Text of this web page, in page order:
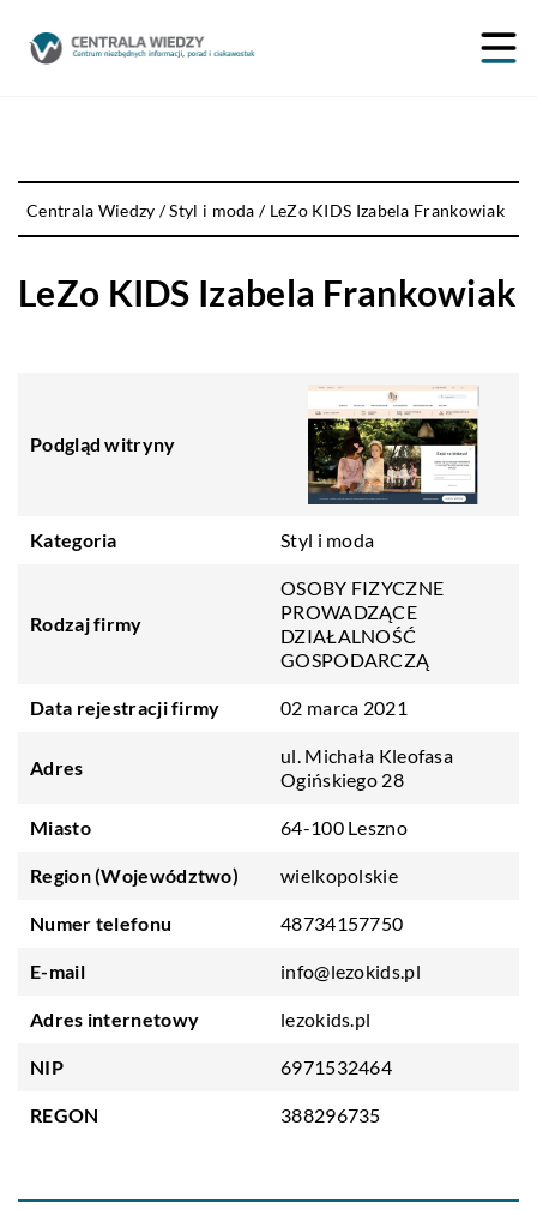
Centrala Wiedzy /Styl i moda / LeZo KIDS Izabela Frankowiak
LeZo KIDS Izabela Frankowiak
Podgląd witryny
Kategoria Styl i moda
Rodzaj firmy
OSOBY FIZYCZNE
PROWADZĄCE
DZIAŁALNOŚĆ
GOSPODARCZĄ
Data rejestracji firmy 02 marca 2021
Adres
ul. Michała Kleofasa
Ogińskiego 28
Miasto 64-100 Leszno
Region (Województwo) wielkopolskie
Numer telefonu 48734157750
E-mail info@lezokids.pl
Adres internetowy lezokids.pl
NIP 6971532464
REGON 388296735